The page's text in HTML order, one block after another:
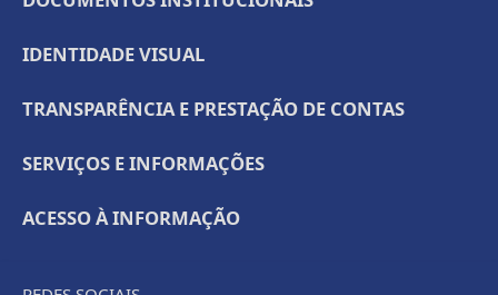
IDENTIDADE VISUAL
TRANSPARÊNCIA E PRESTAÇÃO DE CONTAS
SERVIÇOS E INFORMAÇÕES
ACESSO À INFORMAÇÃO